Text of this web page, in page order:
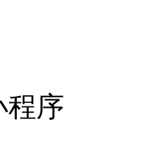
程序